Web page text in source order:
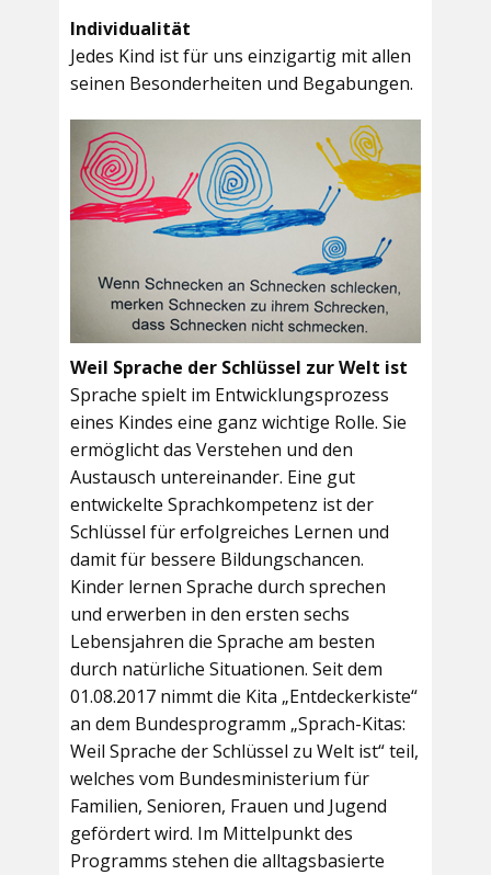
Individualität
Jedes Kind ist für uns einzigartig mit allen
seinen Besonderheiten und Begabungen.
Weil Sprache der Schlüssel zur Welt ist
Sprache spielt im Entwicklungsprozess
eines Kindes eine ganz wichtige Rolle. Sie
ermöglicht das Verstehen und den
Austausch untereinander. Eine gut
entwickelte Sprachkompetenz ist der
Schlüssel für erfolgreiches Lernen und
damit für bessere Bildungschancen.
Kinder lernen Sprache durch sprechen
und erwerben in den ersten sechs
Lebensjahren die Sprache am besten
durch natürliche Situationen. Seit dem
01.08.2017 nimmt die Kita „Entdeckerkiste“
an dem Bundesprogramm „Sprach-Kitas:
Weil Sprache der Schlüssel zu Welt ist“ teil,
welches vom Bundesministerium für
Familien, Senioren, Frauen und Jugend
gefördert wird. Im Mittelpunkt des
Programms stehen die alltagsbasierte